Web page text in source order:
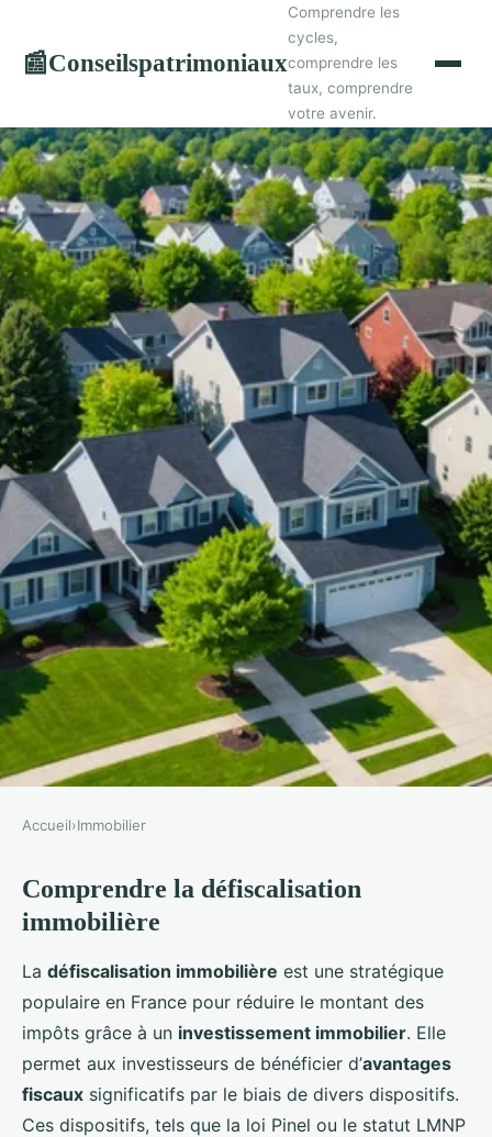
📰Conseilspatrimoniaux
Comprendre les
cycles,
comprendre les
taux, comprendre
votre avenir.
Diversifier son portefeuille avec
la défiscalisation immobilière
Noé•25 novembre 2024•5 min de lecture
Accueil›Immobilier
Comprendre la défiscalisation
immobilière
La défiscalisation immobilière est une stratégique
populaire en France pour réduire le montant des
impôts grâce à un investissement immobilier. Elle
permet aux investisseurs de bénéficier d’avantages
fiscaux significatifs par le biais de divers dispositifs.
Ces dispositifs, tels que la loi Pinel ou le statut LMNP